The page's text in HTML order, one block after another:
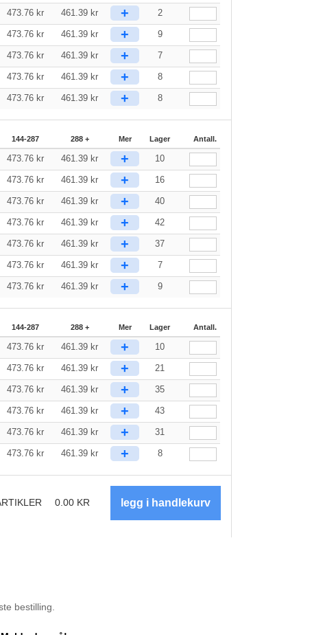
473.76 kr 461.39 kr + 2
473.76 kr 461.39 kr + 9
473.76 kr 461.39 kr + 7
473.76 kr 461.39 kr + 8
473.76 kr 461.39 kr + 8
144-287 288 + Mer Lager Antall.
473.76 kr 461.39 kr + 10
473.76 kr 461.39 kr + 16
473.76 kr 461.39 kr + 40
473.76 kr 461.39 kr + 42
473.76 kr 461.39 kr + 37
473.76 kr 461.39 kr + 7
473.76 kr 461.39 kr + 9
144-287 288 + Mer Lager Antall.
473.76 kr 461.39 kr + 10
473.76 kr 461.39 kr + 21
473.76 kr 461.39 kr + 35
473.76 kr 461.39 kr + 43
473.76 kr 461.39 kr + 31
473.76 kr 461.39 kr + 8
0.00 KR
bestilling.